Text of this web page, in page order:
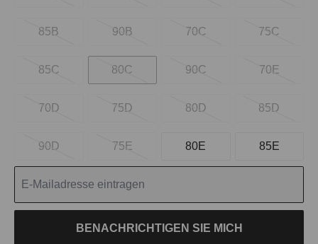
85B 90B 70C 75C
85C 80C 90C 70E
70D 75D 80D 85D
90D 75E 80E 85E
BENACHRICHTIGEN SIE MICH